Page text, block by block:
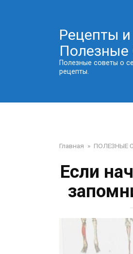
Рецепты и
Полезные
Полезные советы о
рецепты.
Главная » ПОЛЕЗНЫЕ
Если